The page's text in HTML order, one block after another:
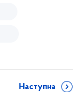
Наступна